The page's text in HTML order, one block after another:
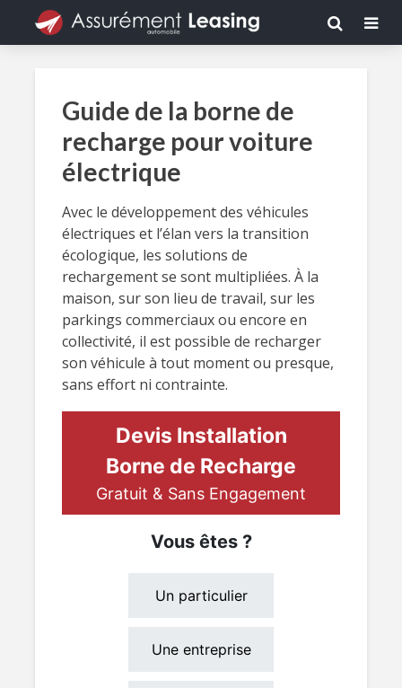
Guide de la borne de
recharge pour voiture
électrique
Avec le développement des véhicules
électriques et l’élan vers la transition
écologique, les solutions de
rechargement se sont multipliées. À la
maison, sur son lieu de travail, sur les
parkings commerciaux ou encore en
collectivité, il est possible de recharger
son véhicule à tout moment ou presque,
sans effort ni contrainte.